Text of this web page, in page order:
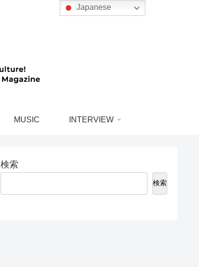
MUSIC INTERVIEW
検索
検索
Japanese